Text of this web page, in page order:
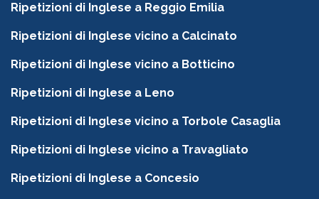
Ripetizioni di Inglese a Reggio Emilia
Ripetizioni di Inglese vicino a Calcinato
Ripetizioni di Inglese vicino a Botticino
Ripetizioni di Inglese a Leno
Ripetizioni di Inglese vicino a Torbole Casaglia
Ripetizioni di Inglese vicino a Travagliato
Ripetizioni di Inglese a Concesio